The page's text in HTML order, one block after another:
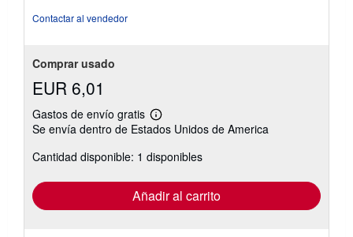
Contactar al vendedor
Comprar usado
EUR 6,01
Gastos de envío gratis
Más
información
las
tarifas
envío
Se envía dentro de Estados Unidos de America
Cantidad disponible: 1 disponibles
Añadir al carrito